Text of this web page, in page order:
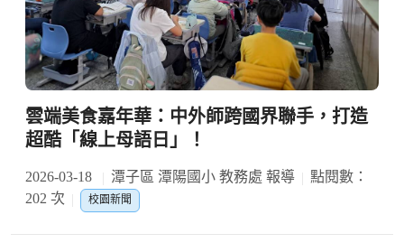
雲端美食嘉年華：中外師跨國界聯手，打造
超酷「線上母語日」！
2026-03-18 潭子區 潭陽國小 教務處 報導
點閱數：
202 次
校園新聞